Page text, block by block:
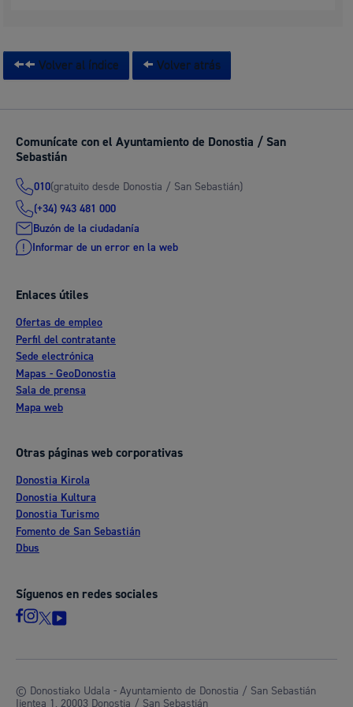
Volver al índice Volver atrás
Comunícate con el Ayuntamiento de Donostia / San
Sebastián
010(gratuito desde Donostia / San Sebastián)
(+34) 943 481 000
Buzón de la ciudadanía
Informar de un error en la web
Enlaces útiles
Ofertas de empleo
Perfil del contratante
Sede electrónica
Mapas - GeoDonostia
Sala de prensa
Mapa web
Otras páginas web corporativas
Donostia Kirola
Donostia Kultura
Donostia Turismo
Fomento de San Sebastián
Dbus
Síguenos en redes sociales
© Donostiako Udala - Ayuntamiento de Donostia / San Sebastián
Ijentea 1, 20003 Donostia / San Sebastián